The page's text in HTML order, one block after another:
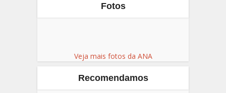
Fotos
Veja mais fotos da ANA
Recomendamos